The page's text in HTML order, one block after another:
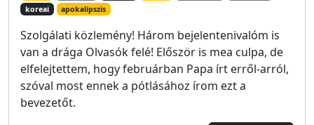
koreai
apokalipszis
Szolgálati közlemény! Három bejelentenivalóm is
van a drága Olvasók felé! Először is mea culpa, de
elfelejtettem, hogy februárban Papa írt erről-arról,
szóval most ennek a pótlásához írom ezt a
bevezetőt.